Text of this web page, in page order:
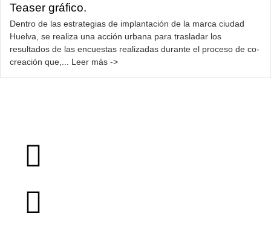
Teaser gráfico.
Dentro de las estrategias de implantación de la marca ciudad
Huelva, se realiza una acción urbana para trasladar los
resultados de las encuestas realizadas durante el proceso de co-
creación que,... Leer más ->